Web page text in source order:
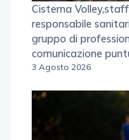
Cisterna
responsabile
gruppo di
comunicazione
3 Agosto 2026